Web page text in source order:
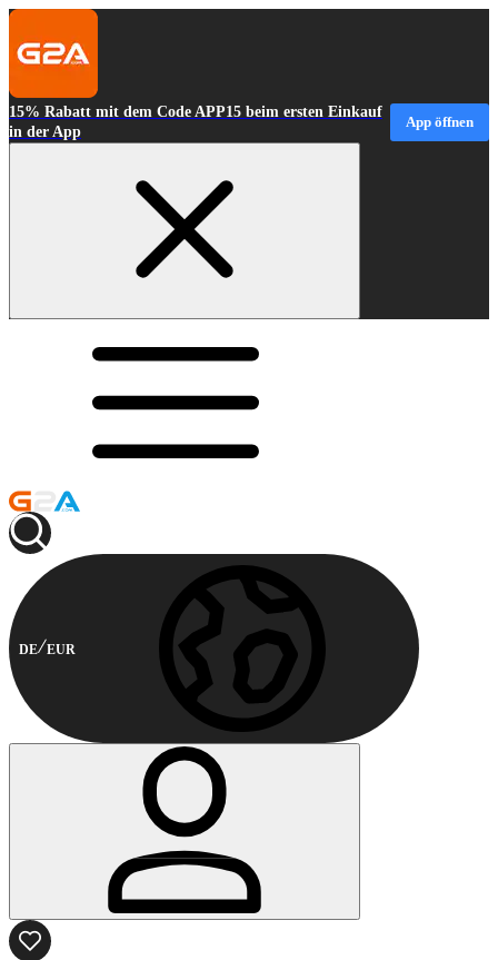
15% Rabatt mit dem Code APP15 beim ersten Einkauf
in der App
App öffnen
DE EUR